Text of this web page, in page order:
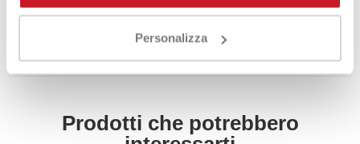
Personalizza
Prodotti che potrebbero